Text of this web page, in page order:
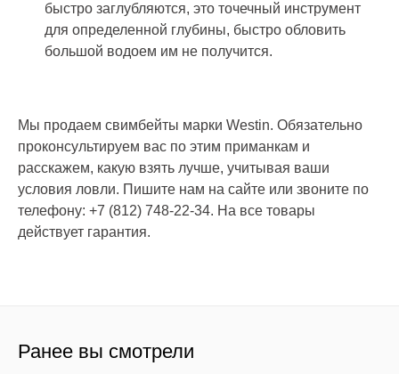
быстро заглубляются, это точечный инструмент
для определенной глубины, быстро обловить
большой водоем им не получится.
Мы продаем свимбейты марки Westin. Обязательно
проконсультируем вас по этим приманкам и
расскажем, какую взять лучше, учитывая ваши
условия ловли. Пишите нам на сайте или звоните по
телефону: +7 (812) 748-22-34. На все товары
действует гарантия.
Ранее вы смотрели